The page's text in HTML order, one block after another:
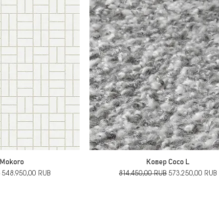
Цена со скидкой
548.950,00 RUB
Ковер Coco L
Обычная цена
814.450,00 RUB Цена со скидкой
573.250,00 RUB